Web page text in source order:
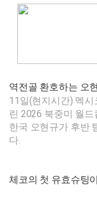
역전골 환호하는 오
11일(현지시간) 멕
린 2026 북중미 월
한국 오현규가 후반
다.
체코의 첫 유효슈팅